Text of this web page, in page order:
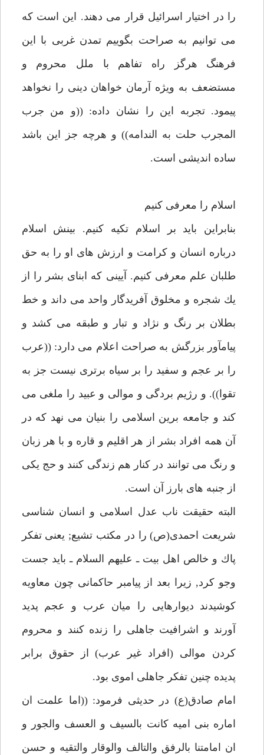
را در اختيار اسرائيل قرار مى دهند. اين است كه
مى توانيم به صراحت بگوييم تمدن غربى با اين
فرهنگ هرگز راه تفاهم با ملل محروم و
مستضعف به ويژه آرمان خواهان دينى را نخواهد
پيمود. تجربه اين را نشان داده: ((و من جرب
المجرب حلت به الندامه)) و هرچه جز اين باشد
ساده انديشى است.
اسلام را معرفى كنيم
بنابراين بايد بر اسلام تكيه كنيم. بينش اسلام
درباره انسان و كرامت و ارزش هاى او را به حق
طلبان علم معرفى كنيم. آيينى كه ابناى بشر را از
يك شجره و مخلوق آفريدگار واحد مى داند و خط
بطلان بر رنگ و نژاد و تبار و طبقه مى كشد و
پيامآور بزرگش به صراحت اعلام مى دارد: ((عرب
را بر عجم و سفيد را بر سياه برترى نيست جز به
تقوا)). و رژيم بردگى و موالى و عبيد را ملغى مى
كند و جامعه برين اسلامى را بنيان مى نهد كه در
آن همه افراد بشر از هر اقليم و قاره و با هر زبان
و رنگ مى توانند در كنار هم زندگى كنند و حج يكى
از جنبه هاى بارز آن است.
البته حقيقت ناب عدل اسلامى و انسان شناسى
شريعت احمدى(ص) را در مكتب تشيع; يعنى تفكر
پاك و خالص اهل بيت ـ عليهم السلام ـ بايد جست
وجو كرد, زيرا بعد از پيامبر حاكمانى چون معاويه
كوشيدند ديوارهايى را ميان عرب و عجم پديد
آورند و اشرافيت جاهلى را زنده كنند و محروم
كردن موالى (افراد غير عرب) از حقوق برابر
پديده چنين تفكر جاهلى اموى بود.
امام صادق(ع) در حديثى فرمود: ((اما علمت ان
اماره بنى اميه كانت بالسيف و العسف والجور و
ان امامتنا بالرفق والتالف والوقار والتقيه و حسن